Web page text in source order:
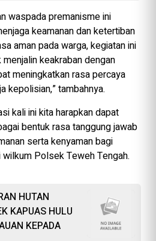
waspada premanisme ini
keamanan dan ketertiban
aman pada warga, kegiatan ini
keakraban dengan
meningkatkan rasa percaya
kepolisian,” tambahnya.
kali ini kita harapkan dapat
bentuk rasa tanggung jawab
serta kenyaman bagi
Polsek Teweh Tengah.
HUTAN
KAPUAS HULU
KEPADA